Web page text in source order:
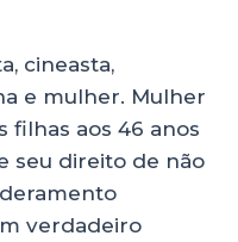
cineasta,
e mulher. Mulher
filhas aos 46 anos
seu direito de não
verdadeiro